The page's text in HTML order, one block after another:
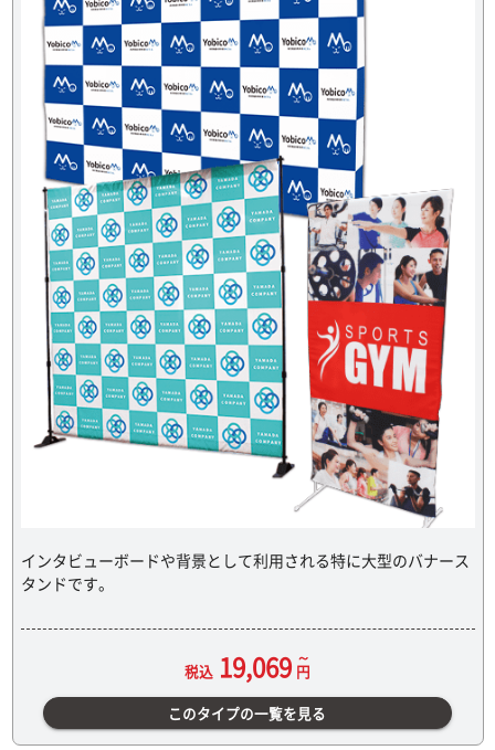
インタビューボードや背景として利用される特に大型のバナース
タンドです。
税込 19,069 円
このタイプの一覧を見る